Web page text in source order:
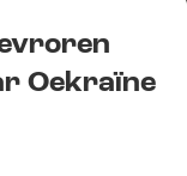
Kopieer link
Oekraïne